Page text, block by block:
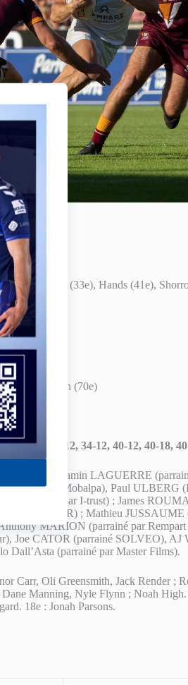
40e), Ulberg (33e), Hands (41e),
(67e), Burton (70e)
22-12 / 28-12, 34-12, 40-12, 40-18,
; Benjamin LAGUERRE
par Mobalpa), Paul ULBERG
(parrainé par I-trust) ; James
par ELIOR) ; Mathieu
MARION (parrainé par Rempart
Joe CATOR (parrainé SOLVEO),
Dall’Asta (parrainé par Master Films).
Carr, Oli Greensmith, Jack Render ;
Manning, Nyle Flynn ; Noah High.
18e : Jonah Parsons.